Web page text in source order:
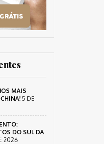
MAIS
5 DE
DO SUL DA
2026